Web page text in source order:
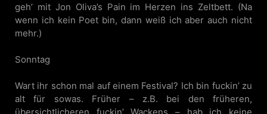
geh’ mit Jon Oliva’s Pain im Herzen ins Zeltbett. (Na
wenn ich kein Poet bin, dann weiß ich aber auch nicht
mehr.)
Sonntag
Wart ihr schon mal auf einem Festival? Ich bin fuckin’ zu
alt für sowas. Früher – z.B. bei den früheren,
übersichtlicheren fuckin’ Wackens – hab ich keine